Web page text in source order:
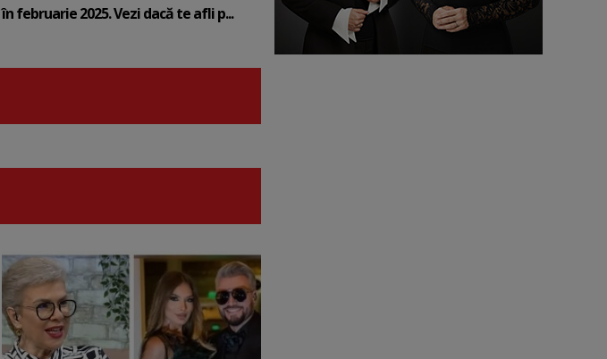
în februarie 2025. Vezi dacă te afli p...